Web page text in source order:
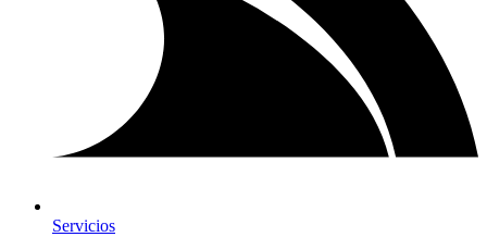
Servicios